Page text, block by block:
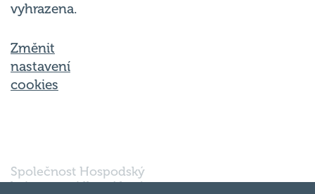
vyhrazena.
Změnit
nastavení
cookies
Společnost Hospodský
kvíz s.r.o., sídlem Nové